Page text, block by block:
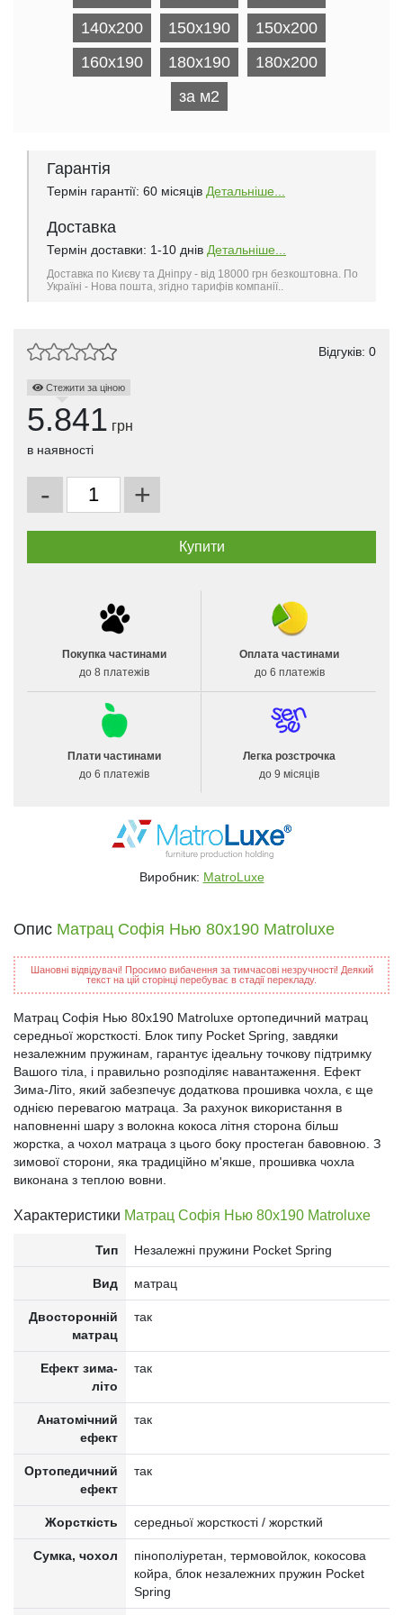
140x200
150x190
150x200
160x190
180x190
180x200
за м2
Гарантія
Термін гарантії: 60 місяців Детальніше...
Доставка
Термін доставки: 1-10 днів Детальніше...
Доставка по Києву та Дніпру - від 18000 грн безкоштовна. По
Україні - Нова пошта, згідно тарифів компанії..
Відгуків: 0
Стежити за ціною
5.841 грн
в наявності
- +
Покупка частинами
до 8 платежів
Оплата частинами
до 6 платежів
Плати частинами
до 6 платежів
Легка розстрочка
до 9 місяців
Виробник: MatroLuxe
Опис Матрац Софія Нью 80x190 Matroluxe
Шановні відвідувачі! Просимо вибачення за тимчасові незручності! Деякий
текст на цій сторінці перебуває в стадії перекладу.
Матрац Софія Нью 80x190 Matroluxe ортопедичний матрац
середньої жорсткості. Блок типу Pocket Spring, завдяки
незалежним пружинам, гарантує ідеальну точкову підтримку
Вашого тіла, і правильно розподіляє навантаження. Ефект
Зима-Літо, який забезпечує додаткова прошивка чохла, є ще
однією перевагою матраца. За рахунок використання в
наповненні шару з волокна кокоса літня сторона більш
жорстка, а чохол матраца з цього боку простеган бавовною. З
зимової сторони, яка традиційно м'якше, прошивка чохла
виконана з теплою вовни.
Характеристики Матрац Софія Нью 80x190 Matroluxe
Тип Незалежні пружини Pocket Spring
Вид матрац
Двосторонній
матрац
так
Ефект зима-
літо
так
Анатомічний
ефект
так
Ортопедичний
ефект
так
Жорсткість середньої жорсткості / жорсткий
Сумка, чохол
пінополіуретан, термовойлок, кокосова
койра, блок незалежних пружин Pocket
Spring